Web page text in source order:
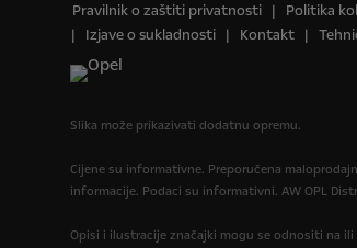
Pravilnik o zaštiti privatnosti Politika
Izjave o sukladnosti
Kontakt
Slika može prikazivati dodatnu opremu.
Cijene su informativne. Preporučena
informacije. Podaci su informativni. AW OPL
Opisi i ilustracije značajki mogu se odnositi na